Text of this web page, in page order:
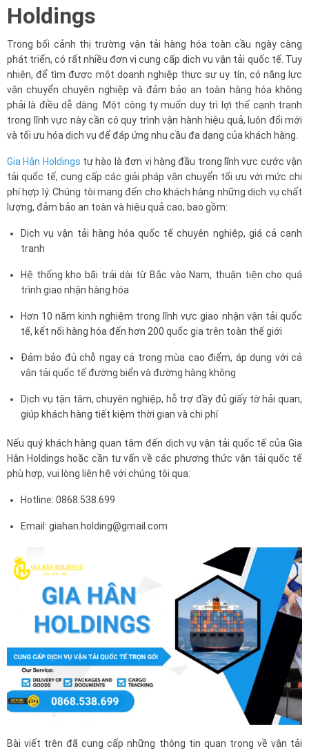
Holdings
Trong bối cảnh thị trường vận tải hàng hóa toàn cầu ngày càng
phát triển, có rất nhiều đơn vị cung cấp dịch vụ vận tải quốc tế. Tuy
nhiên, để tìm được một doanh nghiệp thực sự uy tín, có năng lực
vận chuyển chuyên nghiệp và đảm bảo an toàn hàng hóa không
phải là điều dễ dàng. Một công ty muốn duy trì lợi thế cạnh tranh
trong lĩnh vực này cần có quy trình vận hành hiệu quả, luôn đổi mới
và tối ưu hóa dịch vụ để đáp ứng nhu cầu đa dạng của khách hàng.
Gia Hân Holdings tự hào là đơn vị hàng đầu trong lĩnh vực cước vận
tải quốc tế, cung cấp các giải pháp vận chuyển tối ưu với mức chi
phí hợp lý. Chúng tôi mang đến cho khách hàng những dịch vụ chất
lượng, đảm bảo an toàn và hiệu quả cao, bao gồm:
Dịch vụ vận tải hàng hóa quốc tế chuyên nghiệp, giá cả cạnh
tranh
Hệ thống kho bãi trải dài từ Bắc vào Nam, thuận tiện cho quá
trình giao nhận hàng hóa
Hơn 10 năm kinh nghiệm trong lĩnh vực giao nhận vận tải quốc
tế, kết nối hàng hóa đến hơn 200 quốc gia trên toàn thế giới
Đảm bảo đủ chỗ ngay cả trong mùa cao điểm, áp dụng với cả
vận tải quốc tế đường biển và đường hàng không
Dịch vụ tận tâm, chuyên nghiệp, hỗ trợ đầy đủ giấy tờ hải quan,
giúp khách hàng tiết kiệm thời gian và chi phí
Nếu quý khách hàng quan tâm đến dịch vụ vận tải quốc tế của Gia
Hân Holdings hoặc cần tư vấn về các phương thức vận tải quốc tế
phù hợp, vui lòng liên hệ với chúng tôi qua:
Hotline: 0868.538.699
Email: giahan.holding@gmail.com
Bài viết trên đã cung cấp những thông tin quan trọng về vận tải